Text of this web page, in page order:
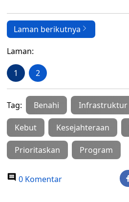
Laman berikutnya
Laman:
1 2
Tag: Benahi Infrastruktur
Kebut Kesejahteraan
Prioritaskan Program
0 Komentar